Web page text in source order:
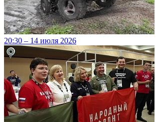
20:30 – 14 июля 2026